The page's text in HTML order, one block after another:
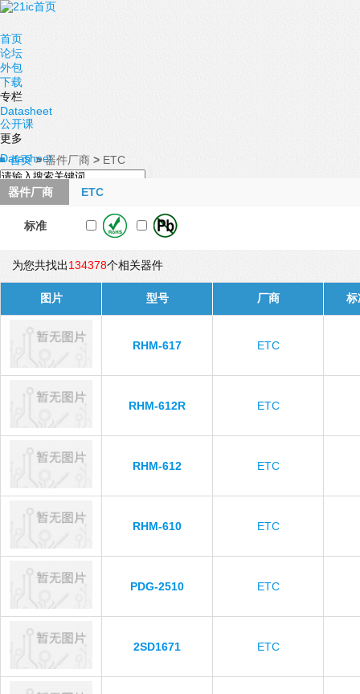
首页
论坛
外包
下载
专栏
Datasheet
公开课
更多
Datasheet
首页 >器件厂商 > ETC
器件厂商 ETC
标准
为您共找出134378个相关器件
图片 型号 厂商 标
RHM-617 ETC
RHM-612R ETC
RHM-612 ETC
RHM-610 ETC
PDG-2510 ETC
2SD1671 ETC